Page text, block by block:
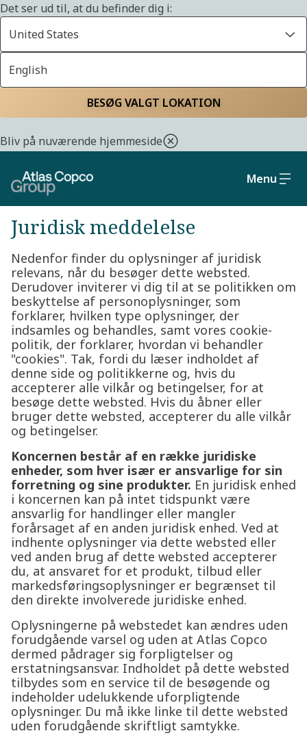
Det ser ud til, at du befinder dig i:
United States
English
BESØG VALGT LOKATION
Bliv på nuværende hjemmeside
Menu
Politik om beskyttelse af personlige oplysninger
Juridisk meddelelse
Update
Juridisk meddelelse
Nedenfor finder du oplysninger af juridisk
relevans, når du besøger dette websted.
Derudover inviterer vi dig til at se politikken om
beskyttelse af personoplysninger, som
forklarer, hvilken type oplysninger, der
indsamles og behandles, samt vores cookie-
politik, der forklarer, hvordan vi behandler
"cookies". Tak, fordi du læser indholdet af
denne side og politikkerne og, hvis du
accepterer alle vilkår og betingelser, for at
besøge dette websted. Hvis du åbner eller
bruger dette websted, accepterer du alle vilkår
og betingelser.
Koncernen består af en række juridiske
enheder, som hver især er ansvarlige for sin
forretning og sine produkter. En juridisk enhed
i koncernen kan på intet tidspunkt være
ansvarlig for handlinger eller mangler
forårsaget af en anden juridisk enhed. Ved at
indhente oplysninger via dette websted eller
ved anden brug af dette websted accepterer
du, at ansvaret for et produkt, tilbud eller
markedsføringsoplysninger er begrænset til
den direkte involverede juridiske enhed.
Oplysningerne på webstedet kan ændres uden
forudgående varsel og uden at Atlas Copco
dermed pådrager sig forpligtelser og
erstatningsansvar. Indholdet på dette websted
tilbydes som en service til de besøgende og
indeholder udelukkende uforpligtende
oplysninger. Du må ikke linke til dette websted
uden forudgående skriftligt samtykke.